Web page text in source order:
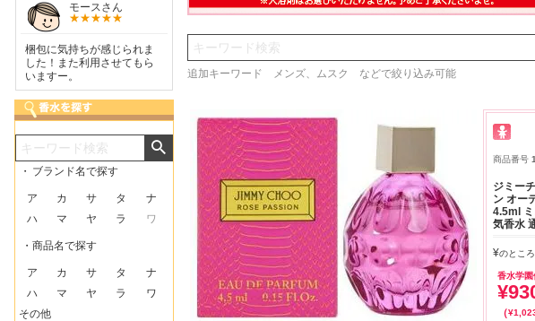
検索
追加キーワード メンズ、ムスク などで絞り込み可能
商品番号
ジミー
ン オー
4.5ml
気香水
¥のところ
香水学園
¥
¥
KURAさん
こまめにメールを頂けたの
で安心できました。
しらすさん
商品が早く届いたのでよか
ったです。また利用させて
もらいます！
MMさん
量試せるところが魅力でし
た。
した
・ ブランド名で探す
ア カ サ タ
ナ
ハ
マ ヤ ラ ワ
・商品名で探す
ア カ サ タ
ナ
ハ
マ ヤ ラ
ワ
その他